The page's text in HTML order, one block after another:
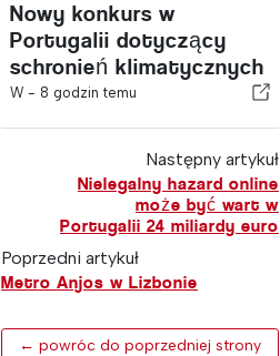
Nowy konkurs w
Portugalii dotyczący
schronień klimatycznych
W - 8 godzin temu
Następny artykuł
Nielegalny hazard online
może być wart w
Portugalii 24 miliardy euro
Poprzedni artykuł
Metro Anjos w Lizbonie
← powróc do poprzedniej strony